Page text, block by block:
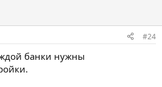
и
#24
банки нужны